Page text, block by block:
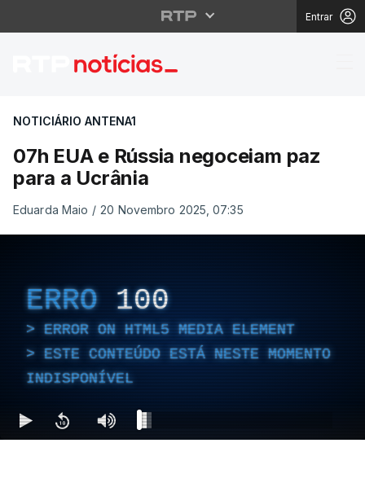
Entrar
07h EUA e Rússia
NOTICIÁRIO ANTENA1
07h EUA e Rússia negoceiam paz
para a Ucrânia
Eduarda Maio / 20 Novembro 2025, 07:35
ERRO 100
ERROR ON HTML5 MEDIA ELEMENT
ESTE CONTEÚDO ESTÁ NESTE MOMENTO
INDISPONÍVEL